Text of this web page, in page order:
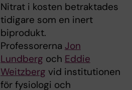
Nitrat i kosten betraktades
tidigare som en inert
biprodukt.
Professorerna Jon
Lundberg och Eddie
Weitzberg vid institutionen
för fysiologi och